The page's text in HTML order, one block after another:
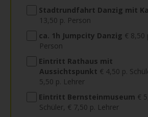
Stadtrundfahrt Danzig mit
13,50 p. Person
ca. 1h Jumpcity Danzig € 8,50
Person
Eintritt Rathaus mit
Aussichtspunkt € 4,50 p.
5,50 p. Lehrer
Eintritt Bernsteinmuseum €
Schüler, € 7,50 p. Lehrer